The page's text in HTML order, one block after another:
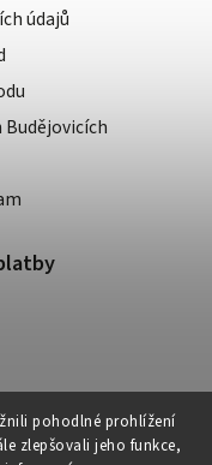
pohodlné prohlížení
zlepšovali jeho funkce,
údajů
Budějovicích